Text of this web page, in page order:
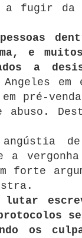
a fugir da
e
a
pré-
abuso.
angústia
a
forte
lutar
os